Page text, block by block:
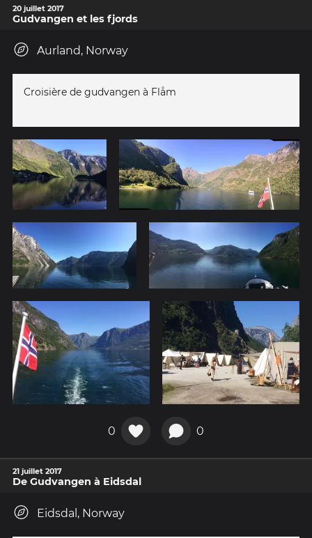
20 juillet 2017
Gudvangen et les fjords
Aurland, Norway
Croisière de gudvangen à Flåm
0 0
21 juillet 2017
De Gudvangen à Eidsdal
Eidsdal, Norway